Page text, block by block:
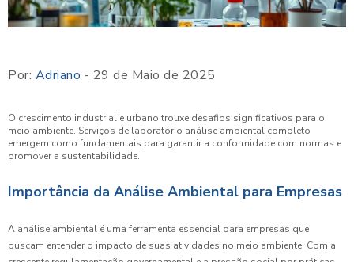
Por: Adriano - 29 de Maio de 2025
O crescimento industrial e urbano trouxe desafios significativos para o
meio ambiente. Serviços de laboratório análise ambiental completo
emergem como fundamentais para garantir a conformidade com normas e
promover a sustentabilidade.
Importância da Análise Ambiental para Empresas
A análise ambiental é uma ferramenta essencial para empresas que
buscam entender o impacto de suas atividades no meio ambiente. Com a